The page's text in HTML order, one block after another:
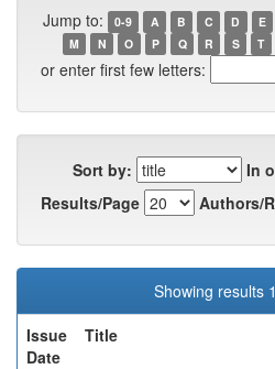
Jump to: 0-9 A B C D E
M
N O P Q R S T
or enter first few letters:
Sort by:
In
Results/Page
Authors/
Showing results
Issue
Date
Title